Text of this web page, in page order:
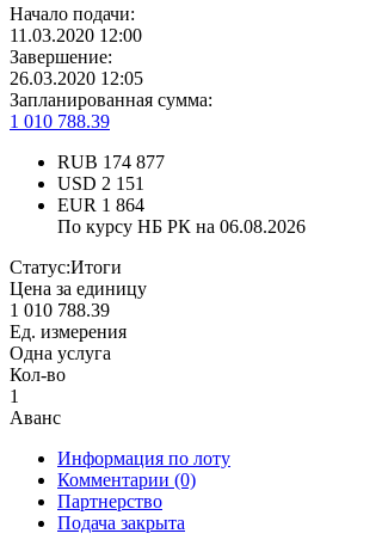
Начало подачи:
11.03.2020 12:00
Завершение:
26.03.2020 12:05
Запланированная сумма:
1 010 788.39
RUB 174 877
USD 2 151
EUR 1 864
По курсу НБ РК на 06.08.2026
Статус:Итоги
Цена за единицу
1 010 788.39
Ед. измерения
Одна услуга
Кол-во
1
Аванс
Информация по лоту
Комментарии (0)
Партнерство
Подача закрыта